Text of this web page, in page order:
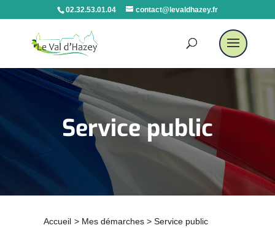
02.32.53.01.04 contact@levaldhazey.fr
Service public
Accueil > Mes démarches > Service public